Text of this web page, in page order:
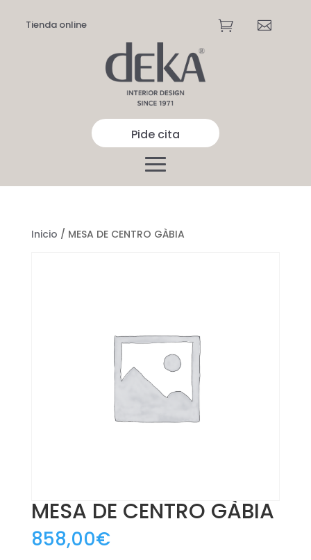
Tienda online  
Pide cita
Inicio / MESA DE CENTRO GÀBIA
MESA DE CENTRO GÀBIA
858,00€